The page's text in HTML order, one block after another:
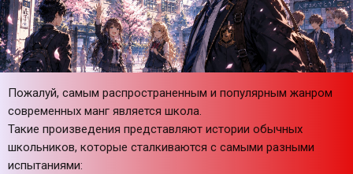
Пожалуй, самым распространенным и популярным жанром
современных манг является школа.
Такие произведения представляют истории обычных
школьников, которые сталкиваются с самыми разными
испытаниями: